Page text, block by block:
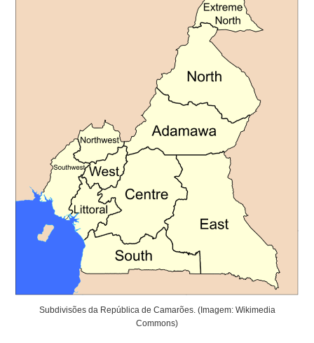
Subdivisões da República de Camarões. (Imagem: Wikimedia
Commons)